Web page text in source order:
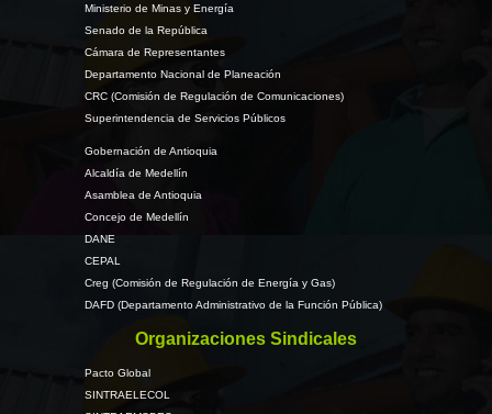
Ministerio de Minas y Energía
Senado de la República
Cámara de Representantes
Departamento Nacional de Planeación
CRC (Comisión de Regulación de Comunicaciones)
Superintendencia de Servicios Públicos
Gobernación de Antioquia
Alcaldía de Medellín
Asamblea de Antioquia
Concejo de Medellín
DANE
CEPAL
Creg (Comisión de Regulación de Energía y Gas)
DAFD (Departamento Administrativo de la Función Pública)
Organizaciones Sindicales
Pacto Global
SINTRAELECOL